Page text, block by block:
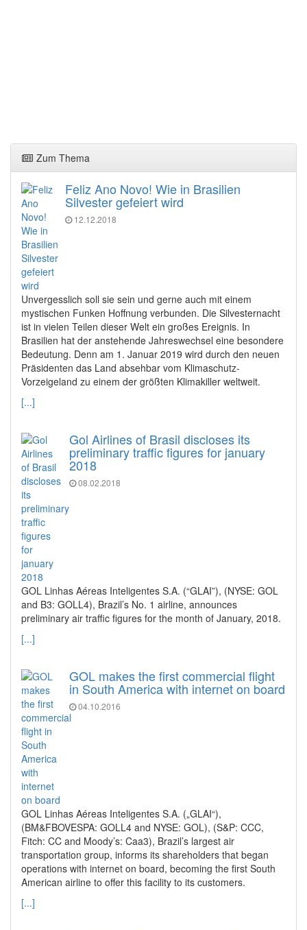
Zum Thema
Feliz Ano Novo! Wie in Brasilien
Silvester gefeiert wird
12.12.2018
Unvergesslich soll sie sein und gerne auch mit einem
mystischen Funken Hoffnung verbunden. Die Silvesternacht
ist in vielen Teilen dieser Welt ein großes Ereignis. In
Brasilien hat der anstehende Jahreswechsel eine besondere
Bedeutung. Denn am 1. Januar 2019 wird durch den neuen
Präsidenten das Land absehbar vom Klimaschutz-
Vorzeigeland zu einem der größten Klimakiller weltweit.
[...]
Gol Airlines of Brasil discloses its
preliminary traffic figures for january
2018
08.02.2018
GOL Linhas Aéreas Inteligentes S.A. (“GLAI”), (NYSE: GOL
and B3: GOLL4), Brazil’s No. 1 airline, announces
preliminary air traffic figures for the month of January, 2018.
[...]
GOL makes the first commercial flight
in South America with internet on board
04.10.2016
GOL Linhas Aéreas Inteligentes S.A. („GLAI“),
(BM&FBOVESPA: GOLL4 and NYSE: GOL), (S&P: CCC,
Fitch: CC and Moody’s: Caa3), Brazil’s largest air
transportation group, informs its shareholders that began
operations with internet on board, becoming the first South
American airline to offer this facility to its customers.
[...]